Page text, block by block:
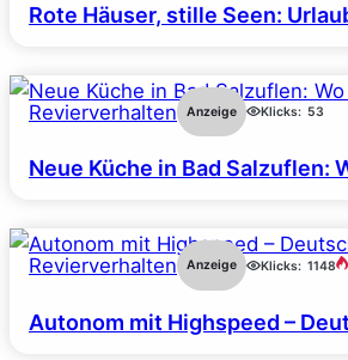
Rote Häuser, stille Seen:
Revierverhalten Anzeige Klicks: 53
Neue Küche in Bad Salzuflen:
Revierverhalten Anzeige Klicks: 1148
Autonom mit Highspeed –